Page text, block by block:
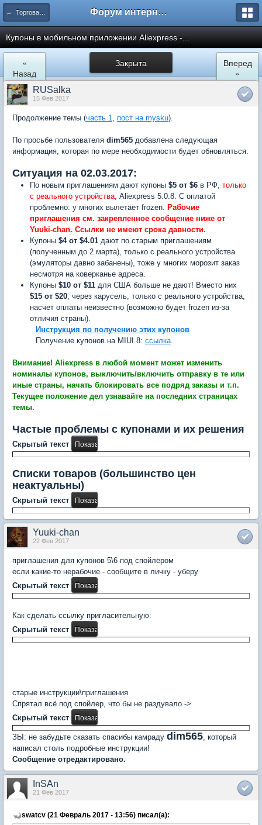
← Торговая площадка AliExpress Форум интернет покупателей
Купоны в мобильном приложении Aliexpress -...
Закрыта
«
Назад
Вперед
»
RUSalka
15 Фев 2017
Продолжение темы (часть 1, пост на mysku).
По просьбе пользователя dim565 добавлена следующая
информация, которая по мере необходимости будет обновляться.
Ситуация на 02.03.2017:
По новым приглашениям дают купоны $5 от $6 в РФ, только
с реального устройства, Aliexpress 5.0.8. С оплатой
проблемно: у многих вылетает frozen. Рабочие
приглашения см. закрепленное сообщение ниже от
Yuuki-chan. Ссылки не имеют срока давности.
Купоны $4 от $4.01 дают по старым приглашениям
(полученным до 2 марта), только с реального устройства
(эмуляторы давно забанены), тоже у многих морозит заказ
несмотря на коверканье адреса.
Купоны $10 от $11 для США больше не дают! Вместо них
$15 от $20, через карусель, только с реального устройства,
насчет оплаты неизвестно (возможно будет frozen из-за
отличия страны).
Инструкция по получению этих купонов
Получение купонов на MIUI 8: ссылка.
Внимание! Aliexpress в любой момент может изменить
номиналы купонов, выключить/включить отправку в те или
иные страны, начать блокировать все подряд заказы и т.п.
Текущее положение дел узнавайте на последних страницах
темы.
Частые проблемы с купонами и их решения
Скрытый текст
Списки товаров (большинство цен
неактуальны)
Скрытый текст
Yuuki-chan
22 Фев 2017
приглашения для купонов 5\6 под спойлером
если какие-то нерабочие - сообщите в личку - уберу
Скрытый текст
Как сделать ссылку пригласительную:
Скрытый текст
старые инструкции\приглашения
Спрятал всё под спойлер, что бы не раздувало ->
Скрытый текст
ЗЫ: не забудьте сказать спасибы камраду dim565, который
написал столь подробные инструкции!
Сообщение отредактировано.
InSAn
21 Фев 2017
swatcv (21 Февраль 2017 - 13:56) писал(а):